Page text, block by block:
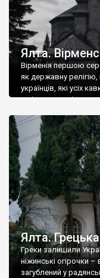
Ялта.
Вірменія першою
як державну релігію,
українців, які усіх
є відданими
Ялта.
Греки залишили
ніжинські огірочки
загублений у